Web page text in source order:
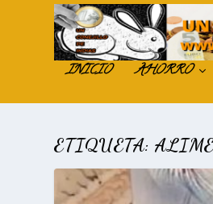
INICIO AHORRO
ETIQUETA: